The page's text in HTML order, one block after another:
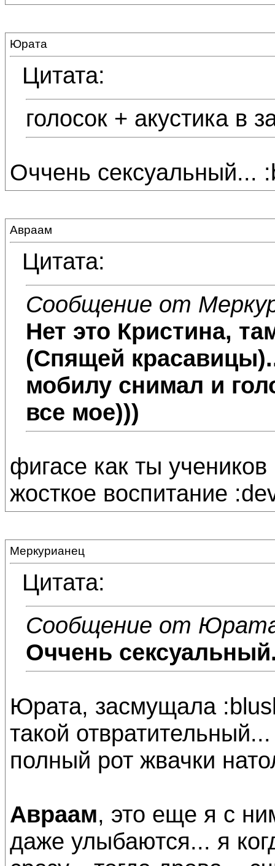
Юрата
Цитата:
голосок + акустика в
Оччень сексуальный...
Авраам
Цитата:
Сообщение от
Нет это Кристина,
(Спящей
мобилу снимал и
все мое)))
фигасе как ты
жосткое воспитание
Меркурианец
Цитата:
Сообщение от
Оччень
Юрата, засмущала
такой
полный рот жвачки
Авраам, это еще я с
даже улыбаются... я